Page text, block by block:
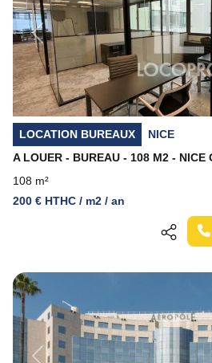
Previous
LOCATION BUREAUX
NICE
A LOUER - BUREAU - 108 M2 - NICE
108 m²
200 € HTHC / m2 / an